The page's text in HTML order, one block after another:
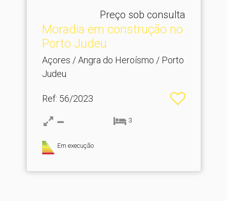
Preço sob consulta
Moradia em construção no
Porto Judeu
Açores / Angra do Heroísmo / Porto
Judeu
Ref: 56/2023
3
Em execução